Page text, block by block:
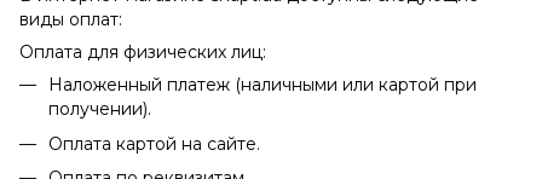
виды оплат:
Оплата для физических лиц:
Наложенный платеж (наличными или картой при
получении).
Оплата картой на сайте.